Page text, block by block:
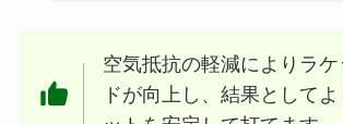
空気抵抗の軽減によりラ
ドが向上し、結果として